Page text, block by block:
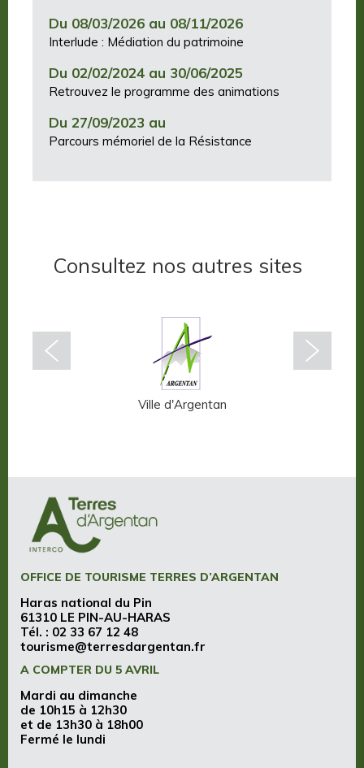
Du 08/03/2026 au 08/11/2026
Interlude : Médiation du patrimoine
Du 02/02/2024 au 30/06/2025
Retrouvez le programme des animations
Du 27/09/2023 au
Parcours mémoriel de la Résistance
Consultez nos autres sites
Ville d'Argentan
OFFICE DE TOURISME TERRES D’ARGENTAN
Haras national du Pin
61310 LE PIN-AU-HARAS
Tél. : 02 33 67 12 48
tourisme@terresdargentan.fr
A COMPTER DU 5 AVRIL
Mardi au dimanche
de 10h15 à 12h30
et de 13h30 à 18h00
Fermé le lundi